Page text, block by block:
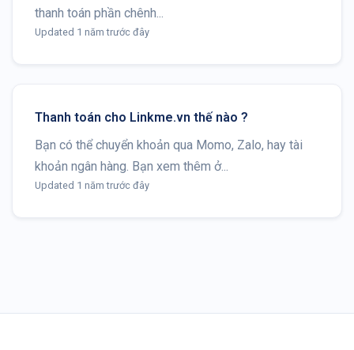
thanh toán phần chênh...
Updated 1 năm trước đây
Thanh toán cho Linkme.vn thế nào ?
Bạn có thể chuyển khoản qua Momo, Zalo, hay tài
khoản ngân hàng. Bạn xem thêm ở...
Updated 1 năm trước đây